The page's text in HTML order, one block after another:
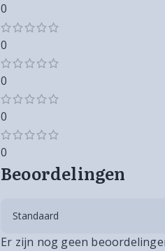
0
0
0
0
0
Beoordelingen
Er zijn nog geen